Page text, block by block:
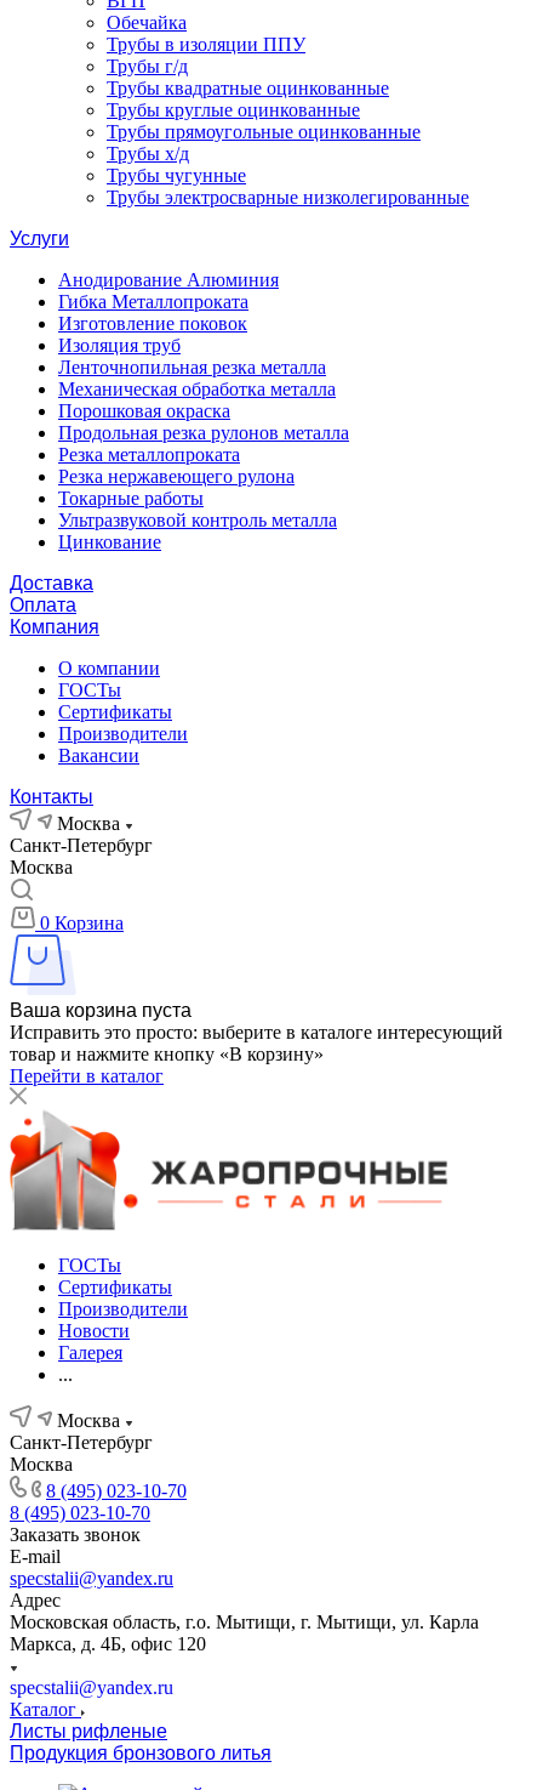
Обечайка
Трубы в изоляции ППУ
Трубы г/д
Трубы квадратные оцинкованные
Трубы круглые оцинкованные
Трубы прямоугольные оцинкованные
Трубы х/д
Трубы чугунные
Трубы электросварные низколегированные
Услуги
Анодирование Алюминия
Гибка Металлопроката
Изготовление поковок
Изоляция труб
Ленточнопильная резка металла
Механическая обработка металла
Порошковая окраска
Продольная резка рулонов металла
Резка металлопроката
Резка нержавеющего рулона
Токарные работы
Ультразвуковой контроль металла
Цинкование
Доставка
Оплата
Компания
О компании
ГОСТы
Сертификаты
Производители
Вакансии
Контакты
Москва
Санкт-Петербург
Москва
0 Корзина
Ваша корзина пуста
Исправить это просто: выберите в каталоге интересующий
товар и нажмите кнопку «В корзину»
Перейти в каталог
ГОСТы
Сертификаты
Производители
Новости
Галерея
...
Москва
Санкт-Петербург
Москва
8 (495) 023-10-70
8 (495) 023-10-70
Заказать звонок
E-mail
specstalii@yandex.ru
Адрес
Московская область, г.о. Мытищи, г. Мытищи, ул. Карла
Маркса, д. 4Б, офис 120
specstalii@yandex.ru
Каталог
Листы рифленые
Продукция бронзового литья